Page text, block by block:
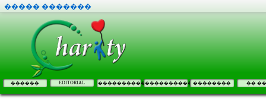
����� �������
������ EDITORIAL �������������������� �������� ��